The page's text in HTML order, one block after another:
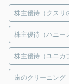
株主優待（クスリ
株主優待（ハニー
株主優待（ユニカ
歯のクリーニング